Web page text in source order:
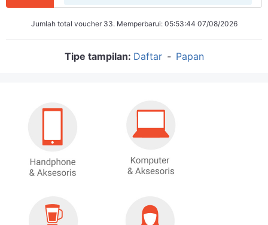
Jumlah total voucher 33. Memperbarui: 05:53:44 07/08/2026
Tipe tampilan: Daftar - Papan